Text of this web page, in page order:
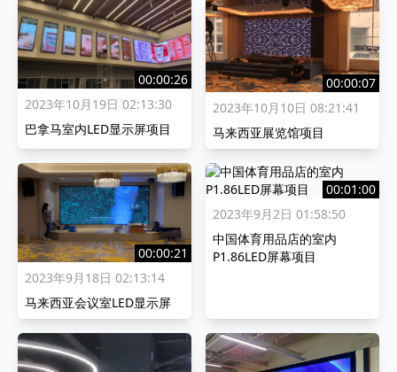
00:00:26
2023年10月19日 02:13:30
巴拿马室内LED显示屏项目
00:00:07
2023年10月10日 08:21:41
马来西亚展览馆项目
00:00:21
2023年9月18日 02:13:14
马来西亚会议室LED显示屏
00:01:00
2023年9月2日 01:58:50
中国体育用品店的室内
P1.86LED屏幕项目